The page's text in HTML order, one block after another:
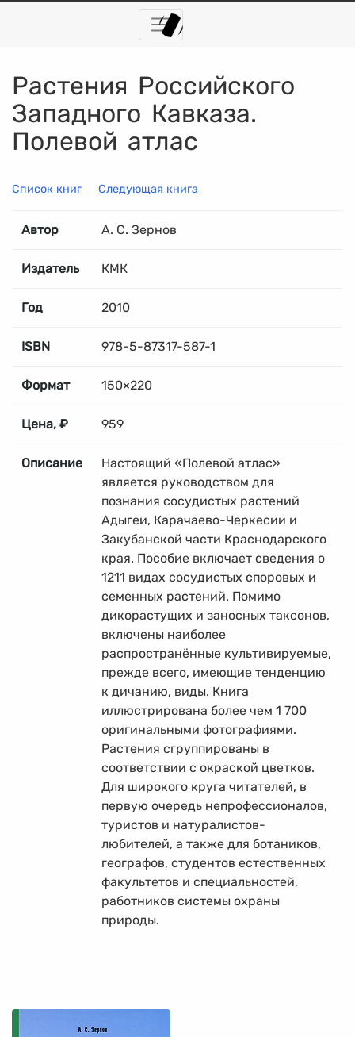
Растения Российского
Западного Кавказа.
Полевой атлас
Список книг Следующая книга
Автор А. С. Зернов
Издатель КМК
Год 2010
ISBN 978-5-87317-587-1
Формат 150×220
Цена, ₽ 959
Описание
Настоящий «Полевой атлас»
является руководством для
познания сосудистых растений
Адыгеи, Карачаево-Черкесии и
Закубанской части Краснодарского
края. Пособие включает сведения о
1211 видах сосудистых споровых и
семенных растений. Помимо
дикорастущих и заносных таксонов,
включены наиболее
распространённые культивируемые,
прежде всего, имеющие тенденцию
к дичанию, виды. Книга
иллюстрирована более чем 1 700
оригинальными фотографиями.
Растения сгруппированы в
соответствии с окраской цветков.
Для широкого круга читателей, в
первую очередь непрофессионалов,
туристов и натуралистов-
любителей, а также для ботаников,
географов, студентов естественных
факультетов и специальностей,
работников системы охраны
природы.